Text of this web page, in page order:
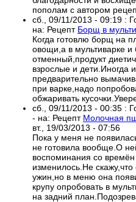
пополам с автором
сб., 09/11/2013 - 09:19 :
на: Рецепт Борщ в
Когда готовлю борщ на
овощи,а в мультиварке и
отменный,продукт
взрослые и дети.Иногда
предварительно
при варке,надо
обжаривать
сб., 09/11/2013 - 00:35 :
- на: Рецепт Молочная
вт., 19/03/2013 - 07:56
Пока у меня не
не готовила вообще.О
воспоминания со времён
изменилось.Не скажу,что
ужин,но в меню она
крупу опробовать в
на задний